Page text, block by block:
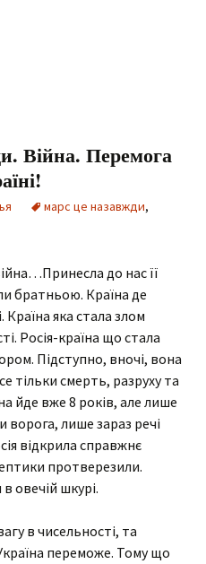
Війна. Перемога
марс це назавжди,
до нас її
братньою. Країна де
Країна яка стала злом
Росія-країна що стала
Підступно, вночі, вона
тільки смерть, разруху та
йде вже 8 років, але лише
ворога, лише зараз речі
відкрила справжнє
протверезили.
овечій шкурі.
в чисельності, та
переможе. Тому що